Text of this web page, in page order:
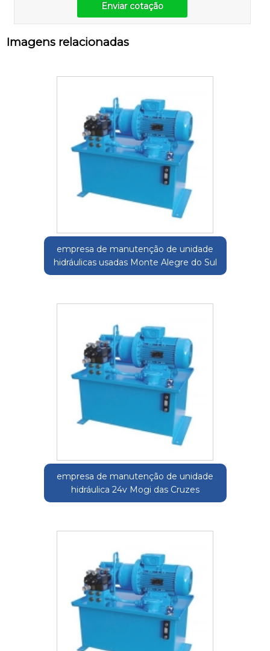
Enviar cotação
Imagens relacionadas
empresa de manutenção de unidade
hidráulicas usadas Monte Alegre do Sul
empresa de manutenção de unidade
hidráulica 24v Mogi das Cruzes